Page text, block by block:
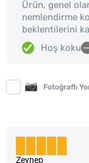
Ürün, genel
nemlendirme
beklentilerini
Hoş koku
Fotoğraflı
Zeynep